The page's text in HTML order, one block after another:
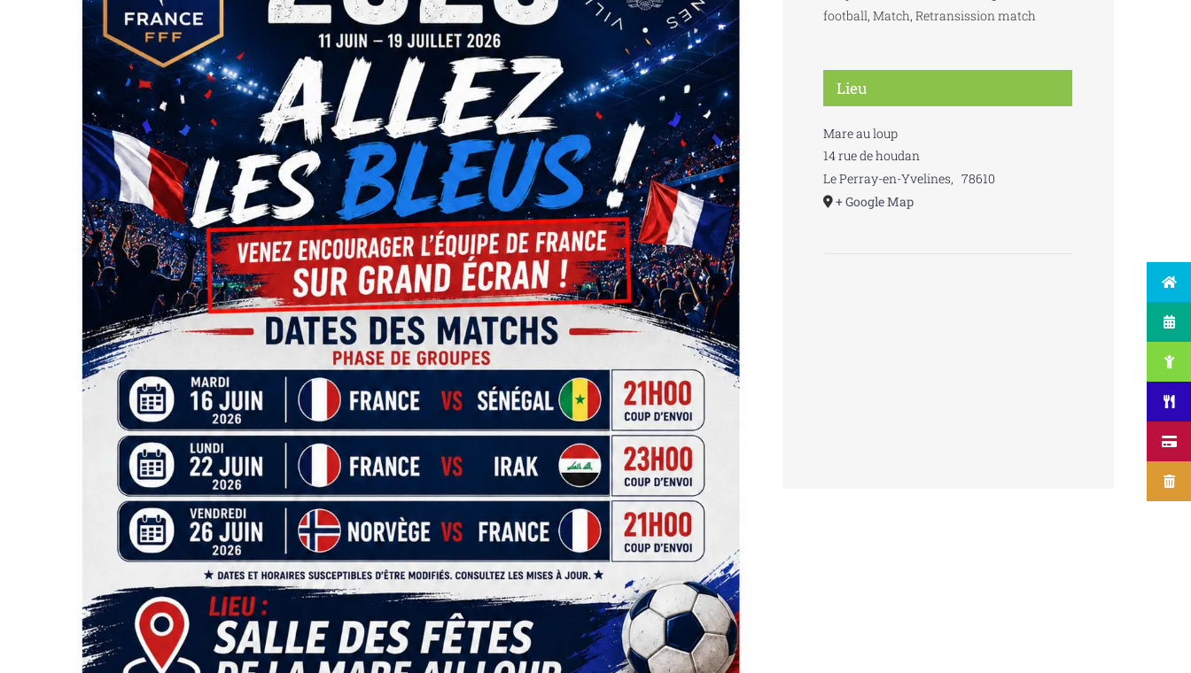
football,Match,Retransission match
Lieu
Mare au loup
14 rue de houdan
Le Perray-en-Yvelines, 78610
+ Google Map